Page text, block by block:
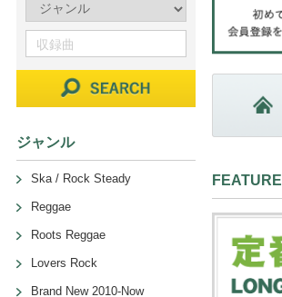
ジャンル
Ska / Rock Steady
Reggae
Roots Reggae
Lovers Rock
Brand New 2010-Now
FEATURE